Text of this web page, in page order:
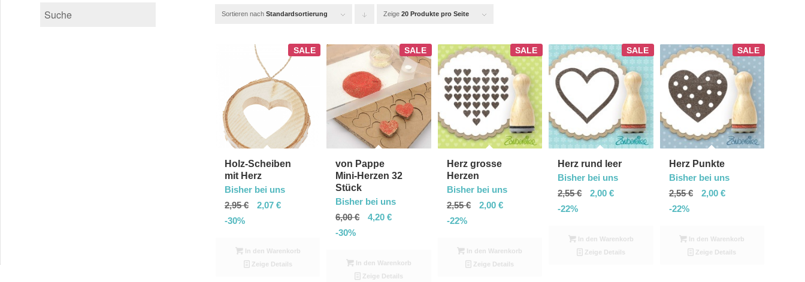
Sortieren nach Standardsortierung Klicken
die
Produkte
in
absteigender
Reihenfolge
zu
sortieren
Zeige 20 Produkte pro Seite
SALE
Holz-Scheiben
mit Herz
Bisher bei uns
2,95€ 2,07 €
-30%
In den Warenkorb
Zeige Details
SALE
von Pappe
Mini-Herzen 32
Stück
Bisher bei uns
6,00€ 4,20€
-30%
In den Warenkorb
Zeige Details
SALE
Herz grosse
Herzen
Bisher bei uns
2,55€ 2,00 €
-22%
In den Warenkorb
Zeige Details
SALE
Herz rund leer
Bisher bei uns
2,55€ 2,00€
-22%
In den Warenkorb
Zeige Details
SALE
Herz Punkte
Bisher bei uns
2,55€ 2,00 €
-22%
In den Warenkorb
Zeige Details